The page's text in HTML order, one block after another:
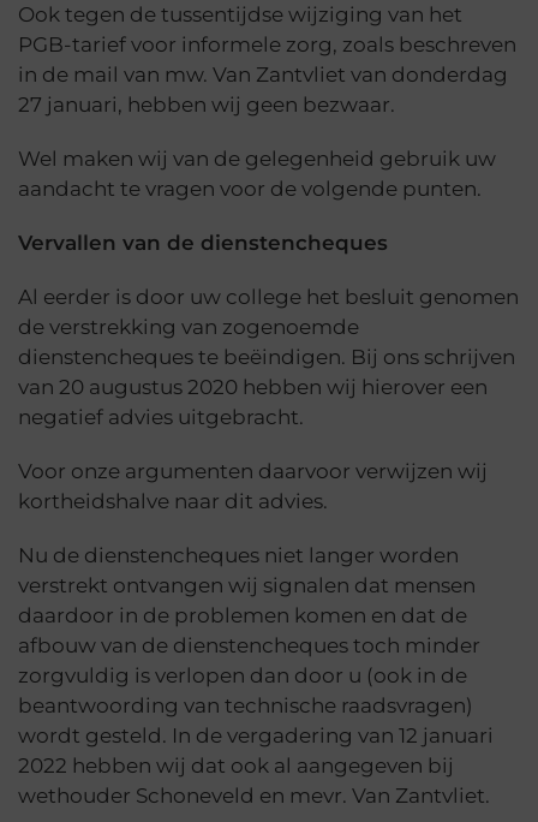
Ook tegen de tussentijdse wijziging van het
PGB-tarief voor informele zorg, zoals beschreven
in de mail van mw. Van Zantvliet van donderdag
27 januari, hebben wij geen bezwaar.
Wel maken wij van de gelegenheid gebruik uw
aandacht te vragen voor de volgende punten.
Vervallen van de dienstencheques
Al eerder is door uw college het besluit genomen
de verstrekking van zogenoemde
dienstencheques te beëindigen. Bij ons schrijven
van 20 augustus 2020 hebben wij hierover een
negatief advies uitgebracht.
Voor onze argumenten daarvoor verwijzen wij
kortheidshalve naar dit advies.
Nu de dienstencheques niet langer worden
verstrekt ontvangen wij signalen dat mensen
daardoor in de problemen komen en dat de
afbouw van de dienstencheques toch minder
zorgvuldig is verlopen dan door u (ook in de
beantwoording van technische raadsvragen)
wordt gesteld. In de vergadering van 12 januari
2022 hebben wij dat ook al aangegeven bij
wethouder Schoneveld en mevr. Van Zantvliet.